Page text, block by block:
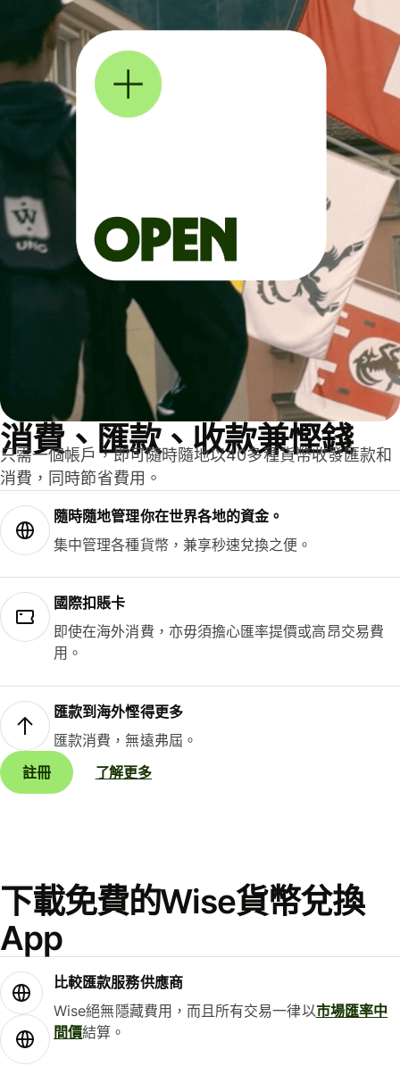
消費、匯款、收款兼慳錢
只需一個帳戶，即可隨時隨地以40多種貨幣收發匯款和
消費，同時節省費用。
隨時隨地管理你在世界各地的資金。
集中管理各種貨幣，兼享秒速兌換之便。
國際扣賬卡
即使在海外消費，亦毋須擔心匯率提價或高昂交易費
用。
匯款到海外慳得更多
匯款消費，無遠弗屆。
註冊
了解更多
下載免費的Wise貨幣兌換
App
比較匯款服務供應商
Wise絕無隱藏費用，而且所有交易一律以市場匯率中
間價結算。